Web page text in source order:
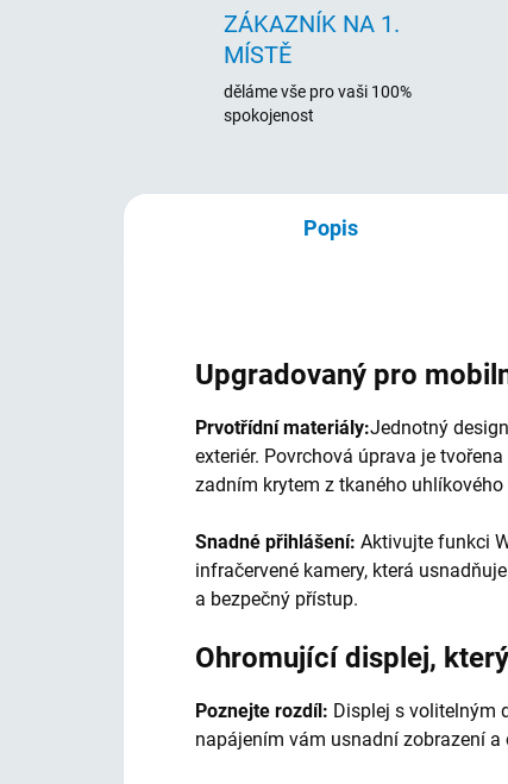
ZÁKAZNÍK NA 1.
MÍSTĚ
děláme vše pro vaši 100%
spokojenost
Popis
Upgradovaný pro
Prvotřídní materiály:Jednotný
exteriér. Povrchová úprava je
zadním krytem z tkaného uhlíkového
Snadné přihlášení: Aktivujte funkci
infračervené kamery, která
a bezpečný přístup.
Ohromující displej,
Poznejte rozdíl: Displej s volitelným
napájením vám usnadní zobrazení